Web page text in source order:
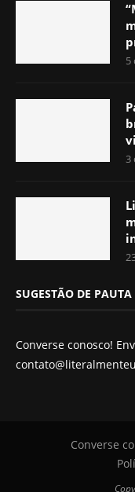
5
3
SUGESTÃO DE PAUTA
Converse conosco!
Converse